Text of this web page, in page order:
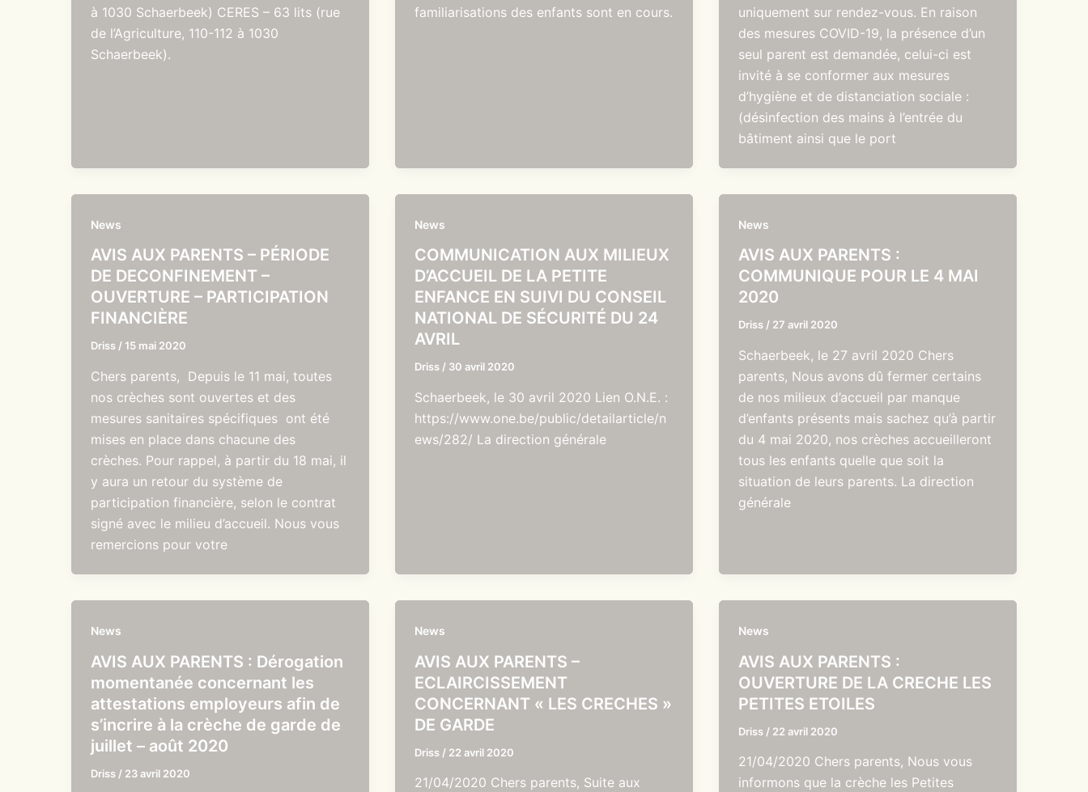
à 1030 Schaerbeek) CERES – 63 lits (rue
de l’Agriculture, 110-112 à 1030
Schaerbeek).
familiarisations des enfants sont en cours.
uniquement sur rendez-vous. En raison
des mesures COVID-19, la présence d’un
seul parent est demandée, celui-ci est
invité à se conformer aux mesures
d’hygiène et de distanciation sociale :
(désinfection des mains à l’entrée du
bâtiment ainsi que le port
News
AVIS AUX PARENTS – PÉRIODE
DE DECONFINEMENT –
OUVERTURE – PARTICIPATION
FINANCIÈRE
Driss / 15 mai 2020
Chers parents, Depuis le 11 mai, toutes
nos crèches sont ouvertes et des
mesures sanitaires spécifiques ont été
mises en place dans chacune des
crèches. Pour rappel, à partir du 18 mai, il
y aura un retour du système de
participation financière, selon le contrat
signé avec le milieu d’accueil. Nous vous
remercions pour votre
News
COMMUNICATION AUX MILIEUX
D’ACCUEIL DE LA PETITE
ENFANCE EN SUIVI DU CONSEIL
NATIONAL DE SÉCURITÉ DU 24
AVRIL
Driss / 30 avril 2020
Schaerbeek, le 30 avril 2020 Lien O.N.E. :
https://www.one.be/public/detailarticle/n
ews/282/ La direction générale
News
AVIS AUX PARENTS :
COMMUNIQUE POUR LE 4 MAI
2020
Driss / 27 avril 2020
Schaerbeek, le 27 avril 2020 Chers
parents, Nous avons dû fermer certains
de nos milieux d’accueil par manque
d’enfants présents mais sachez qu’à partir
du 4 mai 2020, nos crèches accueilleront
tous les enfants quelle que soit la
situation de leurs parents. La direction
générale
News
AVIS AUX PARENTS : Dérogation
momentanée concernant les
attestations employeurs afin de
s’incrire à la crèche de garde de
juillet – août 2020
Driss / 23 avril 2020
News
AVIS AUX PARENTS –
ECLAIRCISSEMENT
CONCERNANT « LES CRECHES »
DE GARDE
Driss / 22 avril 2020
21/04/2020 Chers parents, Suite aux
News
AVIS AUX PARENTS :
OUVERTURE DE LA CRECHE LES
PETITES ETOILES
Driss / 22 avril 2020
21/04/2020 Chers parents, Nous vous
informons que la crèche les Petites